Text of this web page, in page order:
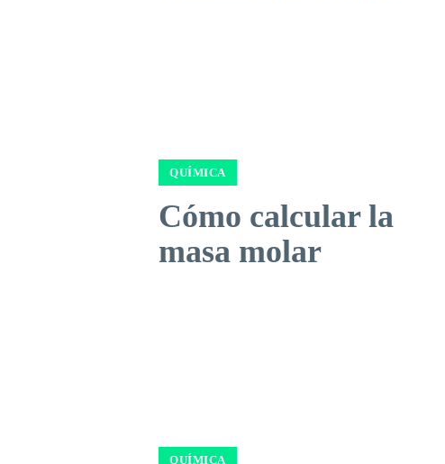
QUÍMICA
Cómo calcular la
masa molar
QUÍMICA